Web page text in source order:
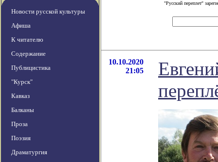
Новости русской культуры
Афиша
К читателю
Содержание
Публицистика
"Курск"
Кавказ
Балканы
Проза
Поэзия
Драматургия
"Русский переплет"
10.10.2020
21:05